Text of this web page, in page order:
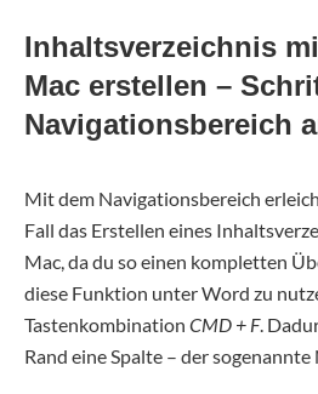
Inhaltsverzeichnis
Mac erstellen –
Navigationsbereich
Mit dem Navigationsbereich
Fall das Erstellen eines
Mac, da du so einen kompletten
diese Funktion unter Word zu
Tastenkombination CMD + F.
Rand eine Spalte – der